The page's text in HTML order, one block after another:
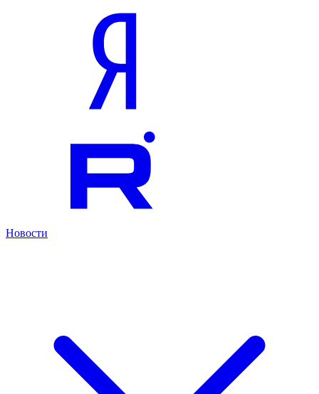
Новости